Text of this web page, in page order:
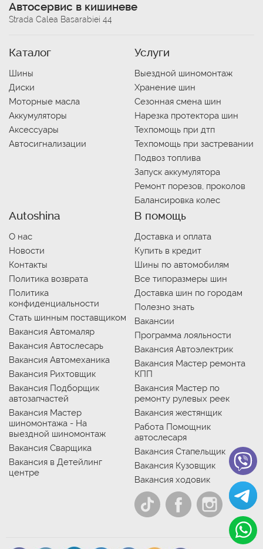
Автосервис в кишиневе
Strada Calea Basarabiei 44
Каталог
Шины
Диски
Моторные масла
Аккумуляторы
Аксессуары
Автосигнализации
Услуги
Выездной шиномонтаж
Хранение шин
Сезонная смена шин
Нарезка протектора шин
Техпомощь при дтп
Техпомощь при застревании
Подвоз топлива
Запуск аккумулятора
Ремонт порезов, проколов
Балансировка колес
Autoshina
О нас
Новости
Контакты
Политика возврата
Политика
конфиденциальности
Стать шинным поставщиком
Вакансия Автомаляр
Вакансия Автослесарь
Вакансия Автомеханика
Вакансия Рихтовщик
Вакансия Подборщик
автозапчастей
Вакансия Мастер
шиномонтажа - На
выездной шиномонтаж
Вакансия Сварщика
Вакансия в Детейлинг
центре
В помощь
Доставка и оплата
Купить в кредит
Шины по автомобилям
Все типоразмеры шин
Доставка шин по городам
Полезно знать
Вакансии
Программа лояльности
Вакансия Автоэлектрик
Вакансия Мастер ремонта
КПП
Вакансия Мастер по
ремонту рулевых реек
Вакансия жестянщик
Работа Помощник
автослесаря
Вакансия Стапельщик
Вакансия Кузовщик
Вакансия ходовик